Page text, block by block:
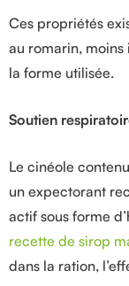
Ces propriétés
au romarin,
la forme utilisée.
Soutien
Le cinéole
un expectorant
actif sous forme
recette de sirop
dans la ration,